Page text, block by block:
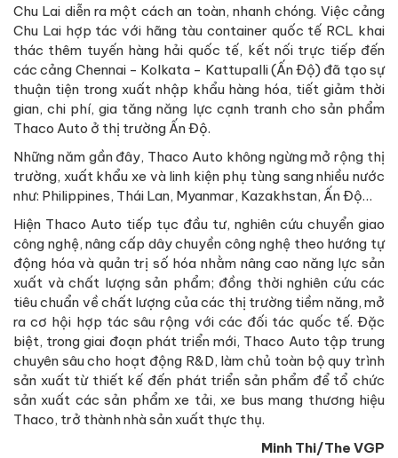
Chu Lai diễn ra một cách an toàn, nhanh chóng. Việc cảng
Chu Lai hợp tác với hãng tàu container quốc tế RCL khai
thác thêm tuyến hàng hải quốc tế, kết nối trực tiếp đến
các cảng Chennai - Kolkata - Kattupalli (Ấn Độ) đã tạo sự
thuận tiện trong xuất nhập khẩu hàng hóa, tiết giảm thời
gian, chi phí, gia tăng năng lực cạnh tranh cho sản phẩm
Thaco Auto ở thị trường Ấn Độ.
Những năm gần đây, Thaco Auto không ngừng mở rộng thị
trường, xuất khẩu xe và linh kiện phụ tùng sang nhiều nước
như: Philippines, Thái Lan, Myanmar, Kazakhstan, Ấn Độ…
Hiện Thaco Auto tiếp tục đầu tư, nghiên cứu chuyển giao
công nghệ, nâng cấp dây chuyền công nghệ theo hướng tự
động hóa và quản trị số hóa nhằm nâng cao năng lực sản
xuất và chất lượng sản phẩm; đồng thời nghiên cứu các
tiêu chuẩn về chất lượng của các thị trường tiềm năng, mở
ra cơ hội hợp tác sâu rộng với các đối tác quốc tế. Đặc
biệt, trong giai đoạn phát triển mới, Thaco Auto tập trung
chuyên sâu cho hoạt động R&D, làm chủ toàn bộ quy trình
sản xuất từ thiết kế đến phát triển sản phẩm để tổ chức
sản xuất các sản phẩm xe tải, xe bus mang thương hiệu
Thaco, trở thành nhà sản xuất thực thụ.
Minh Thi/The VGP